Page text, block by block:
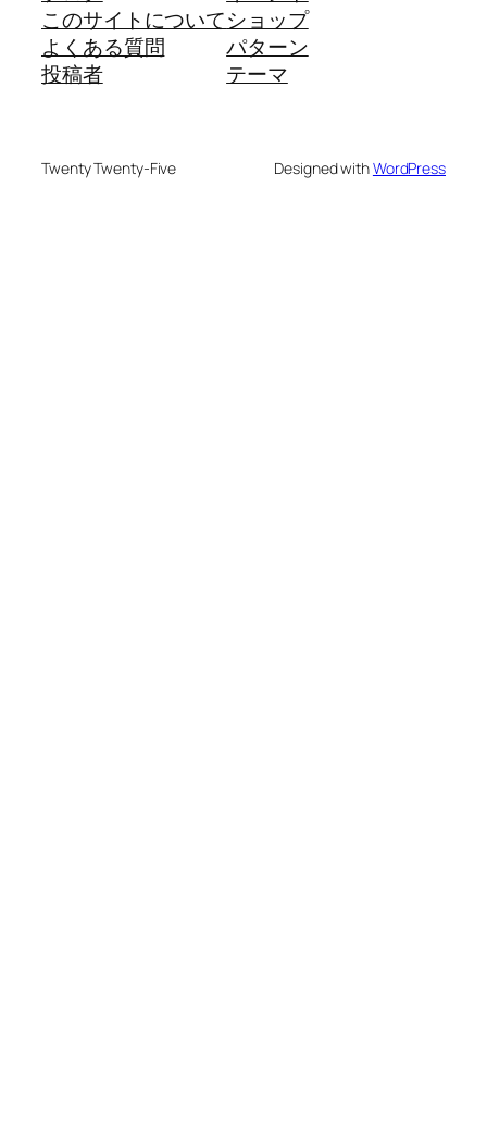
このサイトについて
よくある質問
投稿者
ショップ
パターン
テーマ
Twenty Twenty-Five Designed withWordPress